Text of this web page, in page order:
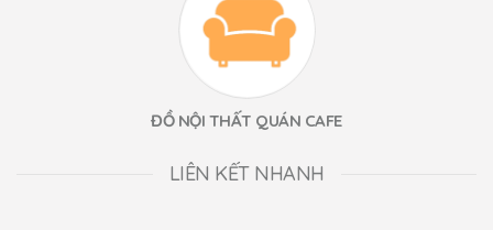
ĐỒ NỘI THẤT QUÁN CAFE
LIÊN KẾT NHANH